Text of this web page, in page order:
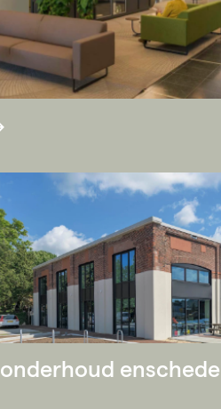
onderhoud enschede